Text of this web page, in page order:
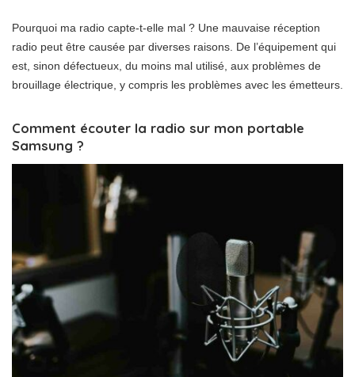
Pourquoi ma radio capte-t-elle mal ? Une mauvaise réception
radio peut être causée par diverses raisons. De l’équipement qui
est, sinon défectueux, du moins mal utilisé, aux problèmes de
brouillage électrique, y compris les problèmes avec les émetteurs.
Comment écouter la radio sur mon portable
Samsung ?